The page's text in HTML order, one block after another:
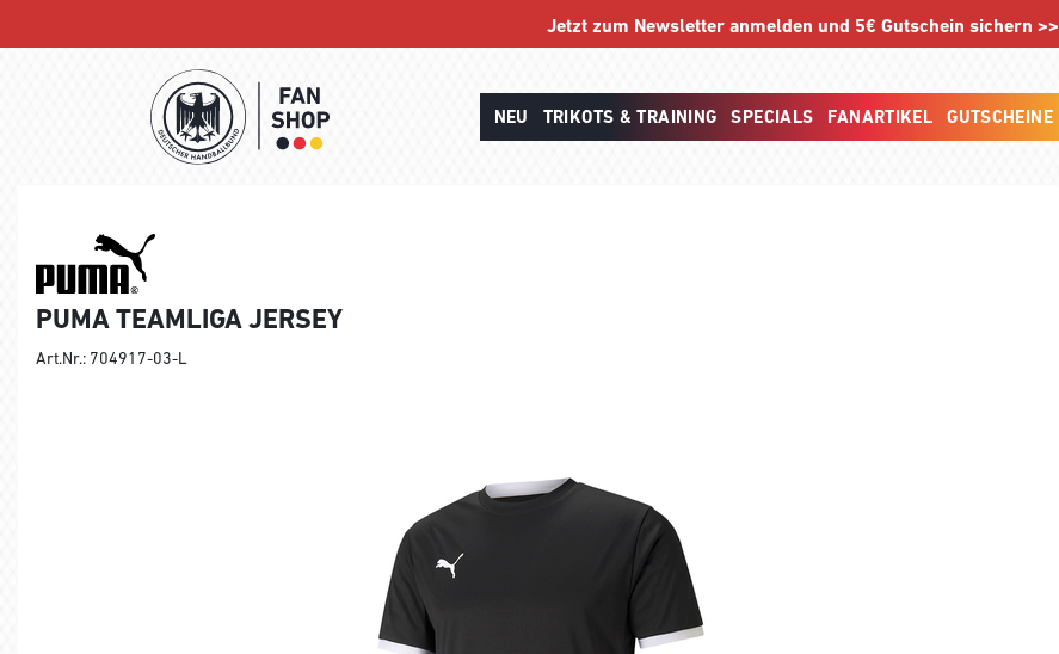
Jetzt zum Newsletter anmelden und 5€ Gutschein sichern >>
NEU TRIKOTS & TRAINING SPECIALS FANARTIKEL GUTSCHEINE
PUMA TEAMLIGA JERSEY
Art.Nr.: 704917-03-L